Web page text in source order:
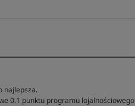
najlepsza.
0.1 punktu programu lojalnościowego